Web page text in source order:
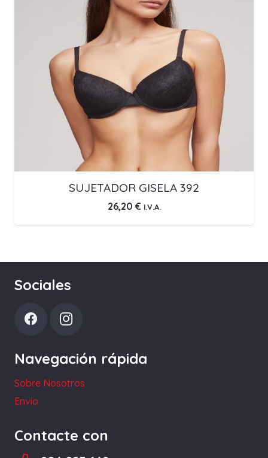
SUJETADOR GISELA 392
26,20 € I.V.A.
Sociales
Navegación rápida
Sobre Nosotros
Envío
Contacte con